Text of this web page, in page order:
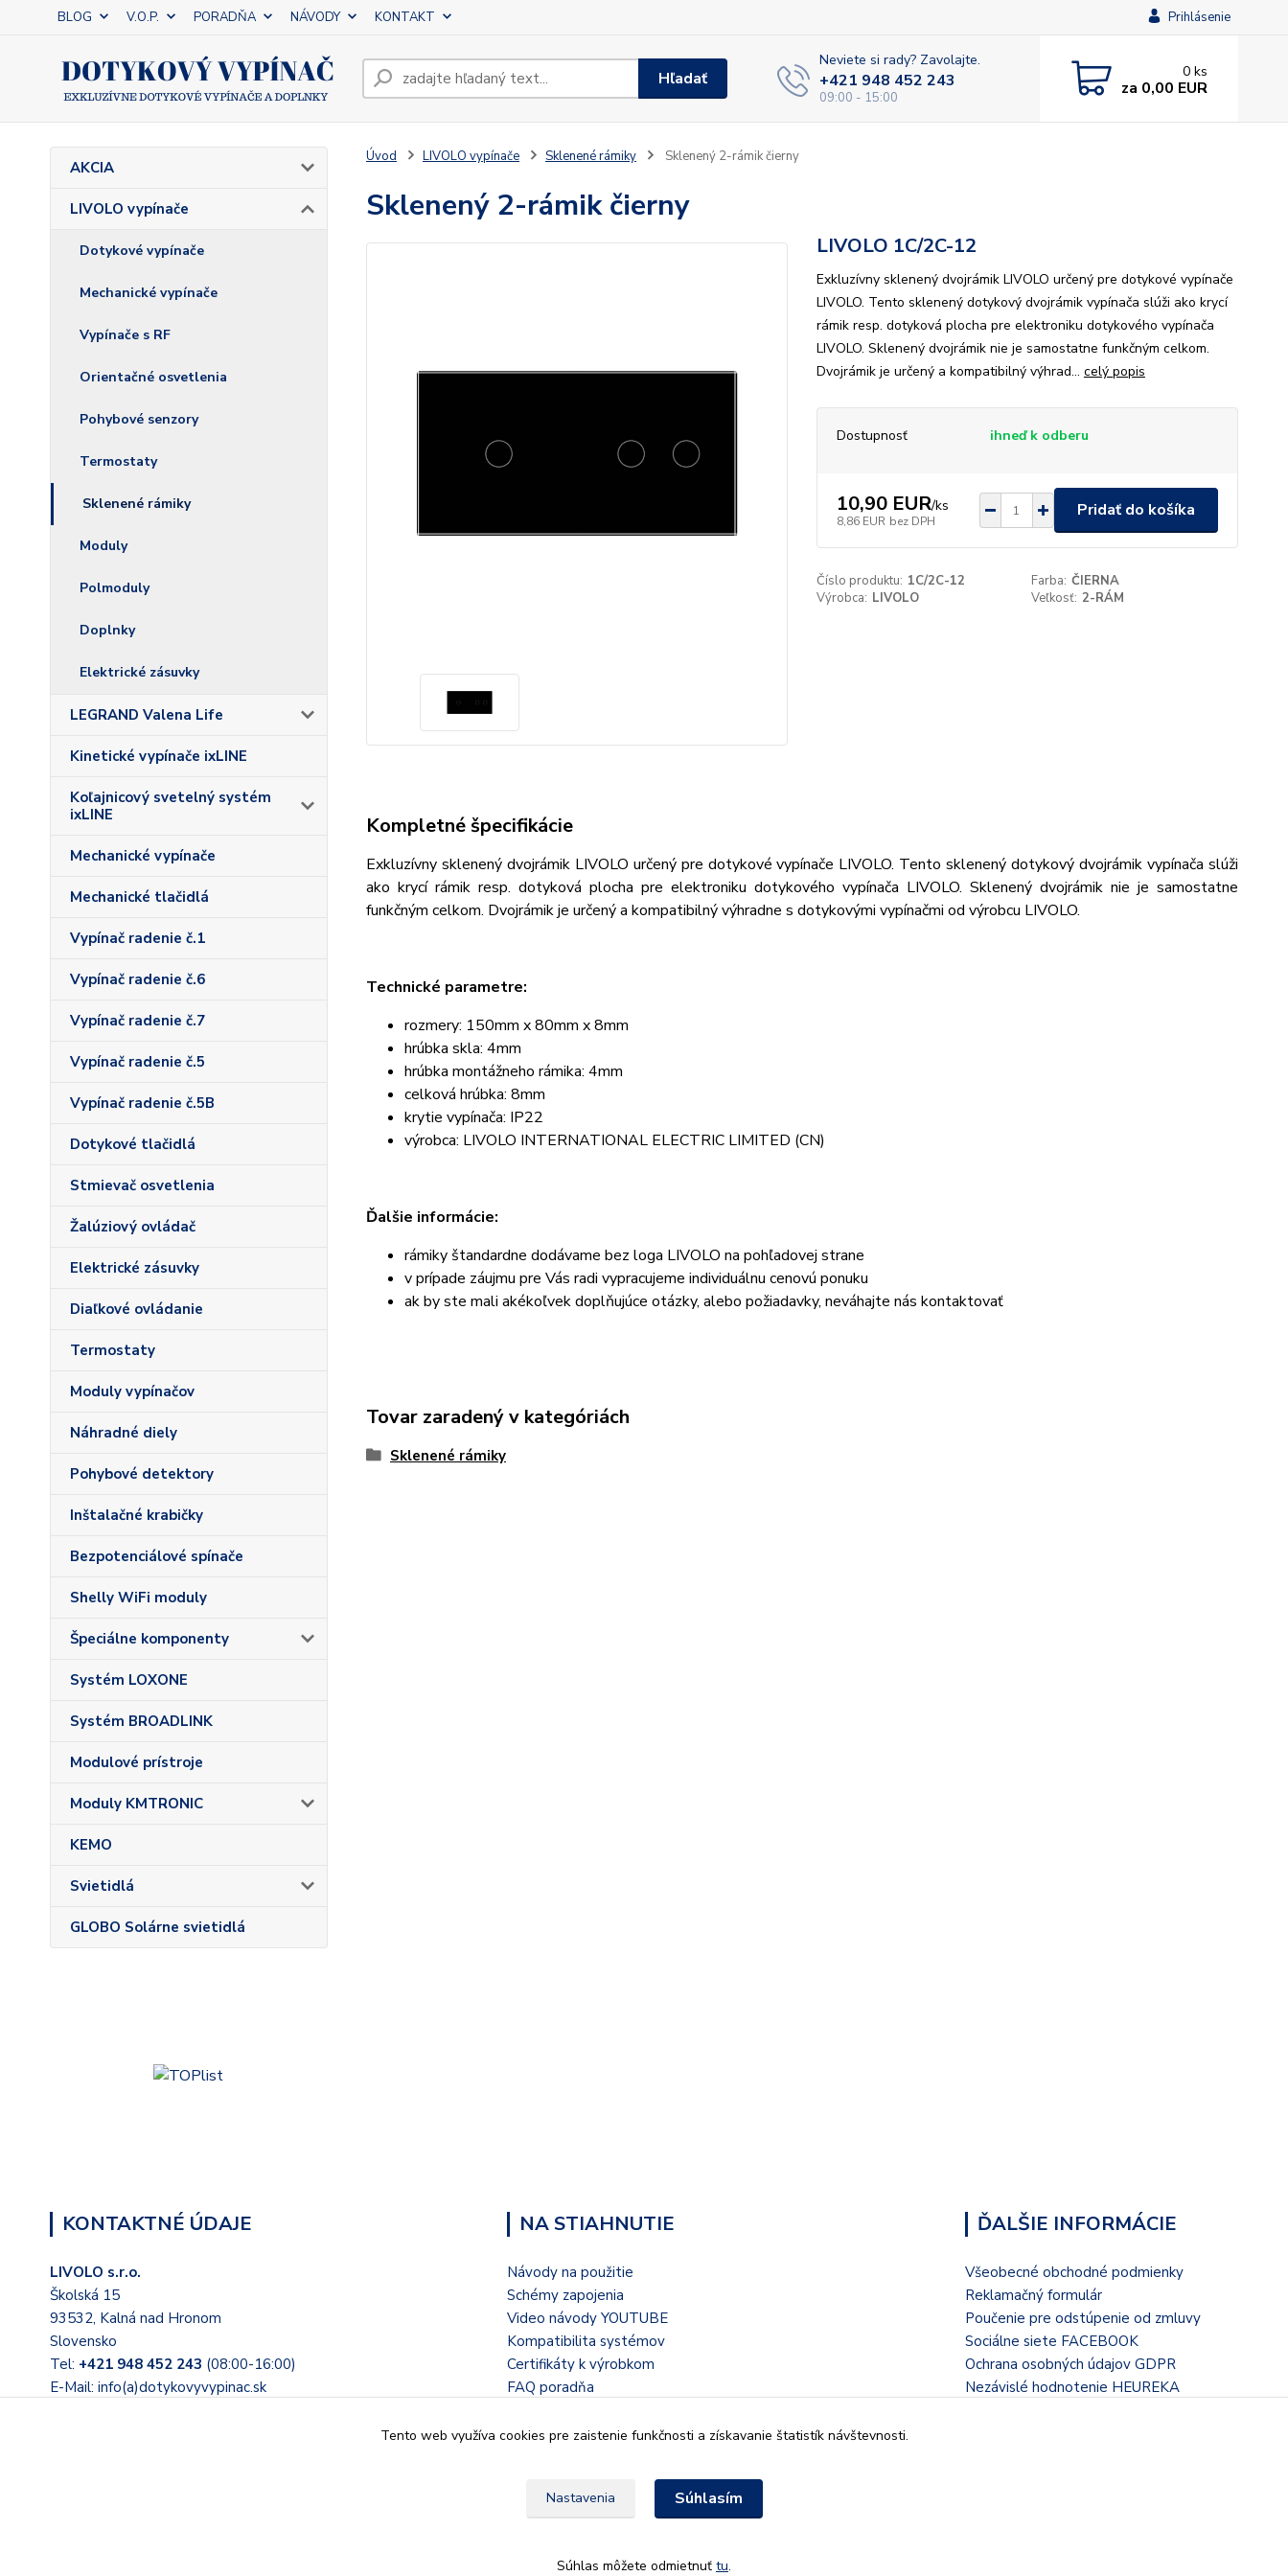
BLOG V.O.P. PORADŇA NÁVODY KONTAKT Prihlásenie
Hľadať
Neviete si rady? Zavolajte.
+421 948 452 243
09:00 - 15:00
0 ks
za 0,00 EUR
AKCIA
LIVOLO vypínače
Dotykové vypínače
Mechanické vypínače
Vypínače s RF
Orientačné osvetlenia
Pohybové senzory
Termostaty
Sklenené rámiky
Moduly
Polmoduly
Doplnky
Elektrické zásuvky
LEGRAND Valena Life
Kinetické vypínače ixLINE
Koľajnicový svetelný systém
ixLINE
Mechanické vypínače
Mechanické tlačidlá
Vypínač radenie č.1
Vypínač radenie č.6
Vypínač radenie č.7
Vypínač radenie č.5
Vypínač radenie č.5B
Dotykové tlačidlá
Stmievač osvetlenia
Žalúziový ovládač
Elektrické zásuvky
Diaľkové ovládanie
Termostaty
Moduly vypínačov
Náhradné diely
Pohybové detektory
Inštalačné krabičky
Bezpotenciálové spínače
Shelly WiFi moduly
Špeciálne komponenty
Systém LOXONE
Systém BROADLINK
Modulové prístroje
Moduly KMTRONIC
KEMO
Svietidlá
GLOBO Solárne svietidlá
Úvod LIVOLO vypínače Sklenené rámiky Sklenený 2-rámik čierny
Sklenený 2-rámik čierny
LIVOLO 1C/2C-12
Exkluzívny sklenený dvojrámik LIVOLO určený pre dotykové vypínače
LIVOLO. Tento sklenený dotykový dvojrámik vypínača slúži ako krycí
rámik resp. dotyková plocha pre elektroniku dotykového vypínača
LIVOLO. Sklenený dvojrámik nie je samostatne funkčným celkom.
Dvojrámik je určený a kompatibilný výhrad... celý popis
Dostupnosť ihneď k odberu
10,90 EUR/ks
8,86 EUR bez DPH
Pridať do košíka
Číslo produktu: 1C/2C-12 Farba: ČIERNA
Výrobca: LIVOLO Veľkosť: 2-RÁM
Kompletné špecifikácie
Exkluzívny sklenený dvojrámik LIVOLO určený pre dotykové vypínače LIVOLO. Tento sklenený dotykový dvojrámik vypínača slúži
ako krycí rámik resp. dotyková plocha pre elektroniku dotykového vypínača LIVOLO. Sklenený dvojrámik nie je samostatne
funkčným celkom. Dvojrámik je určený a kompatibilný výhradne s dotykovými vypínačmi od výrobcu LIVOLO.
Technické parametre:
rozmery: 150mm x 80mm x 8mm
hrúbka skla: 4mm
hrúbka montážneho rámika: 4mm
celková hrúbka: 8mm
krytie vypínača: IP22
výrobca: LIVOLO INTERNATIONAL ELECTRIC LIMITED (CN)
Ďalšie informácie:
rámiky štandardne dodávame bez loga LIVOLO na pohľadovej strane
v prípade záujmu pre Vás radi vypracujeme individuálnu cenovú ponuku
ak by ste mali akékoľvek doplňujúce otázky, alebo požiadavky, neváhajte nás kontaktovať
Tovar zaradený v kategóriách
Sklenené rámiky
KONTAKTNÉ ÚDAJE
LIVOLO s.r.o.
Školská 15
93532, Kalná nad Hronom
Slovensko
Tel: +421 948 452 243 (08:00-16:00)
E-Mail: info(a)dotykovyvypinac.sk
NA STIAHNUTIE
Návody na použitie
Schémy zapojenia
Video návody YOUTUBE
Kompatibilita systémov
Certifikáty k výrobkom
FAQ poradňa
ĎALŠIE INFORMÁCIE
Všeobecné obchodné podmienky
Reklamačný formulár
Poučenie pre odstúpenie od zmluvy
Sociálne siete FACEBOOK
Ochrana osobných údajov GDPR
Nezávislé hodnotenie HEUREKA
Tento web využíva cookies pre zaistenie funkčnosti a získavanie štatistík návštevnosti.
Nastavenia Súhlasím
Súhlas môžete odmietnuť tu.